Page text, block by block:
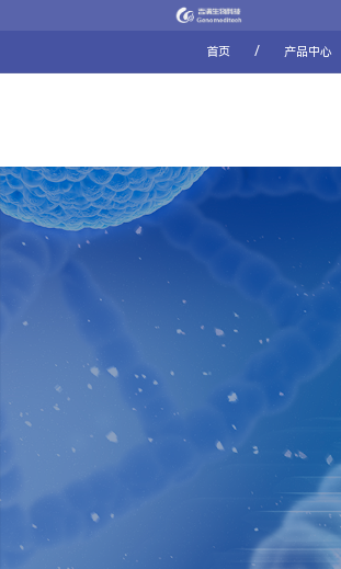
首页 / 产品中心